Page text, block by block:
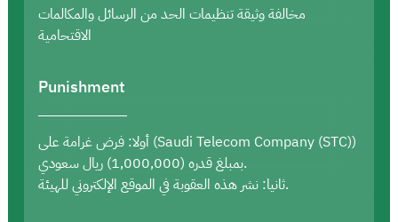
مخالفة وثيقة تنظيمات الحد من الرسائل والمكالمات
الاقتحامية
Punishment
أولا: فرض غرامة على (Saudi Telecom Company (STC))
بمبلغ قدره (1,000,000) ريال سعودي.
ثانيا: نشر هذه العقوبة في الموقع الإلكتروني للهيئة.